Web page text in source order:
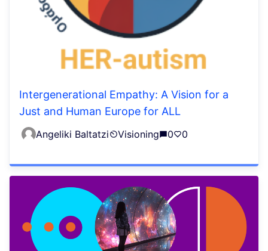
Intergenerational Empathy: A Vision for a
Just and Human Europe for ALL
Angeliki Baltatzi Visioning 0 0